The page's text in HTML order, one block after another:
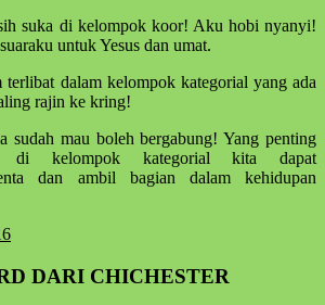
suka di kelompok koor! Aku hobi nyanyi!
untuk Yesus dan umat.
dalam kelompok kategorial yang ada
rajin ke kring!
sudah mau boleh bergabung! Yang penting
di kelompok kategorial kita dapat
dan ambil bagian dalam kehidupan
DARI CHICHESTER